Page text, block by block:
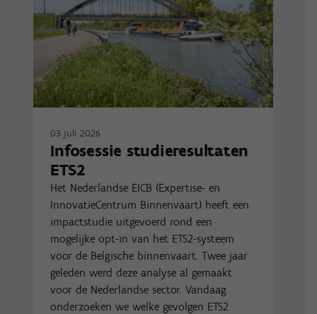
03 juli 2026
Infosessie studieresultaten
ETS2
Het Nederlandse EICB (Expertise- en
InnovatieCentrum Binnenvaart) heeft een
impactstudie uitgevoerd rond een
mogelijke opt-in van het ETS2-systeem
voor de Belgische binnenvaart. Twee jaar
geleden werd deze analyse al gemaakt
voor de Nederlandse sector. Vandaag
onderzoeken we welke gevolgen ETS2